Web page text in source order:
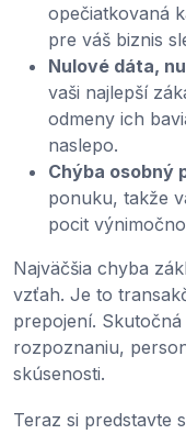
opečiatkovaná
pre váš biznis
Nulové dáta,
vaši najlepší
odmeny ich
naslepo.
Chýba osobný
ponuku, takže
pocit
Najväčšia chyba
vzťah. Je to
prepojení.
rozpoznaniu,
skúsenosti.
Teraz si predstavte